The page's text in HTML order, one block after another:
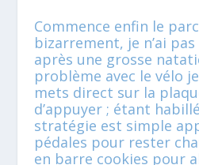
Commence enfin le
bizarrement, je n’ai
après une grosse
problème avec le vélo
mets direct sur la
d’appuyer ; étant
stratégie est simple
pédales pour rester
en barre cookies pour